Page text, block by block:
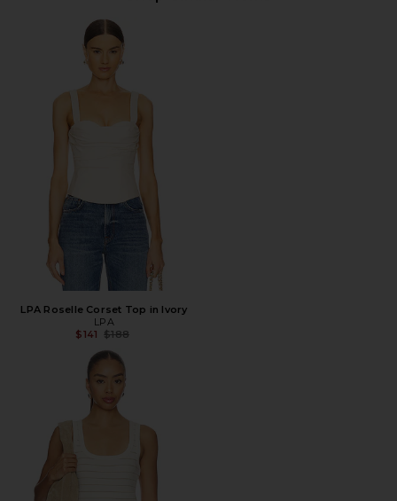
LPA Roselle Corset Top in Ivory
LPA
$141 Предыдущая цена:
$188